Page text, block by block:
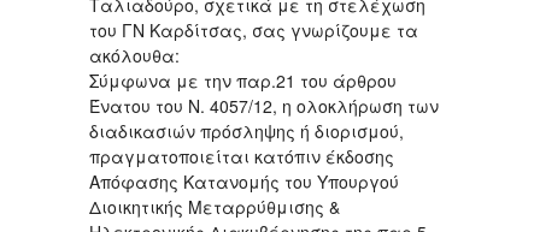
Ταλιαδούρο, σχετικά με τη στελέχωση
του ΓΝ Καρδίτσας, σας γνωρίζουμε τα
ακόλουθα:
Σύμφωνα με την παρ.21 του άρθρου
Ένατου του Ν. 4057/12, η ολοκλήρωση των
διαδικασιών πρόσληψης ή διορισμού,
πραγματοποιείται κατόπιν έκδοσης
Απόφασης Κατανομής του Υπουργού
Διοικητικής Μεταρρύθμισης &